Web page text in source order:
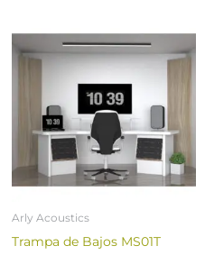
Arly Acoustics
Trampa de Bajos MS01T